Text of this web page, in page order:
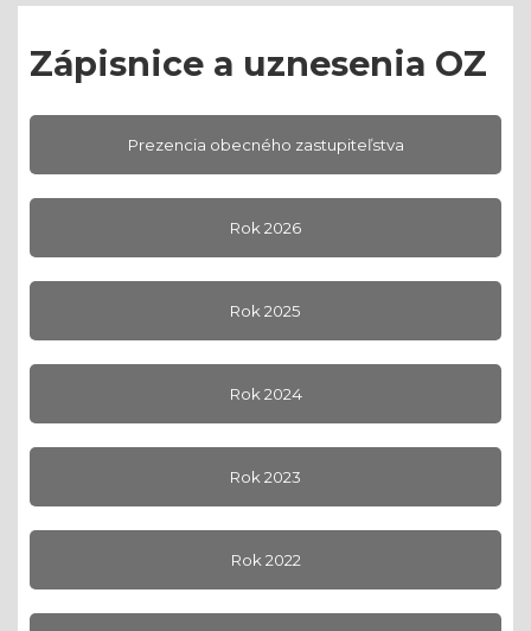
Zápisnice a uznesenia OZ
Prezencia obecného zastupiteľstva
Rok 2026
Rok 2025
Rok 2024
Rok 2023
Rok 2022